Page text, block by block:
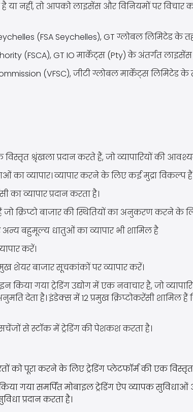
है या नहीं, तो आपको लाइसेंस और विनियमों पर
(FSA Seychelles), GT ग्लोबल लिमिटेड के
(FSCA), GT IO मार्केट्स (Pty) के अंतर्गत
(VFSC), जीटी ग्लोबल मार्केट्स लिमिटेड
विस्तृत श्रृंखला प्रदान करते हैं, जो व्यापारियों की
का व्यापार। व्यापार करने के लिए कई मुद्रा विकल्प
का व्यापार प्रदान करता है।
जो क्रिप्टो बाजार की स्थितियों का अनुकरण करने के
बहुमूल्य धातुओं का व्यापार भी शामिल है
करें।
शेयर बाजार सूचकांकों पर व्यापार करें।
किया गया ट्रेडिंग उद्योग में एक नवाचार है, जो
देता है। इंडेक्स में 12 प्रमुख क्रिप्टोकरेंसी शामिल
से स्टॉक में ट्रेडिंग की पेशकश करता है।
को पूरा करने के लिए ट्रेडिंग प्लेटफॉर्म की एक
गया समर्पित मोबाइल ट्रेडिंग ऐप व्यापक
प्रदान करता है।